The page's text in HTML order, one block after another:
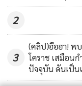
พ.ต.ท.สุรัตน์ วันทะมา
ขอนแก่น ที่เดินทางม
แผ่นกันกระแทกจากกั
กันกระสุน และรับมอ
วิจัย กล่าวว่า เห็นกา
.45 ซึ่งได้ทดสอบและ
2
3
(คลิป)ฮือฮา! พ
โคราช เสมือน
ปัจจุบัน ดันเป็น